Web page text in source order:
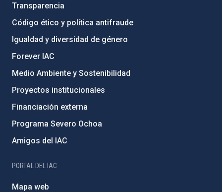
Transparencia
Código ético y política antifraude
Igualdad y diversidad de género
Forever IAC
Medio Ambiente y Sostenibilidad
Proyectos institucionales
Financiación externa
Programa Severo Ochoa
Amigos del IAC
PORTAL DEL IAC
Mapa web